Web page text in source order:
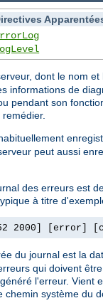
dont le nom
informations de
pendant son
peut aussi
des erreurs est
à titre
2000]
du journal est la
qui doivent
l'erreur. Vient
chemin système du